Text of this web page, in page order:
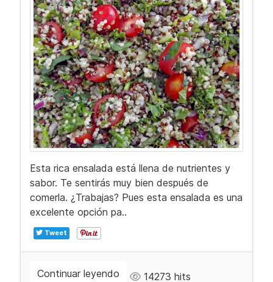
Esta rica ensalada está llena de nutrientes y
sabor. Te sentirás muy bien después de
comerla. ¿Trabajas? Pues esta ensalada es una
excelente opción pa..
Tweet
Continuar leyendo 14273 hits